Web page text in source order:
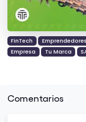
FinTech Emprendedores
Empresa
Tu Marca
Comentarios